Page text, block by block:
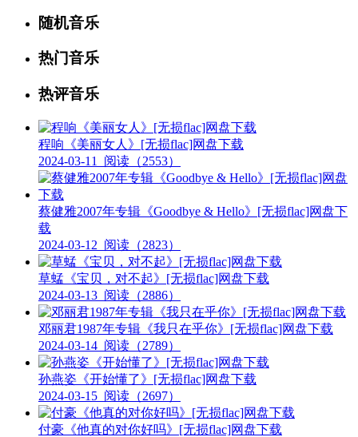
随机音乐
热门音乐
热评音乐
程响《美丽女人》[无损flac]网盘下载
2024-03-11
阅读（2553）
蔡健雅2007年专辑《Goodbye & Hello》[无损flac]网盘下
载
2024-03-12 阅读（2823）
草蜢《宝贝，对不起》[无损flac]网盘下载
2024-03-13 阅读（2886）
邓丽君1987年专辑《我只在乎你》[无损flac]网盘下载
2024-03-14 阅读（2789）
孙燕姿《开始懂了》[无损flac]网盘下载
2024-03-15 阅读（2697）
付豪《他真的对你好吗》[无损flac]网盘下载